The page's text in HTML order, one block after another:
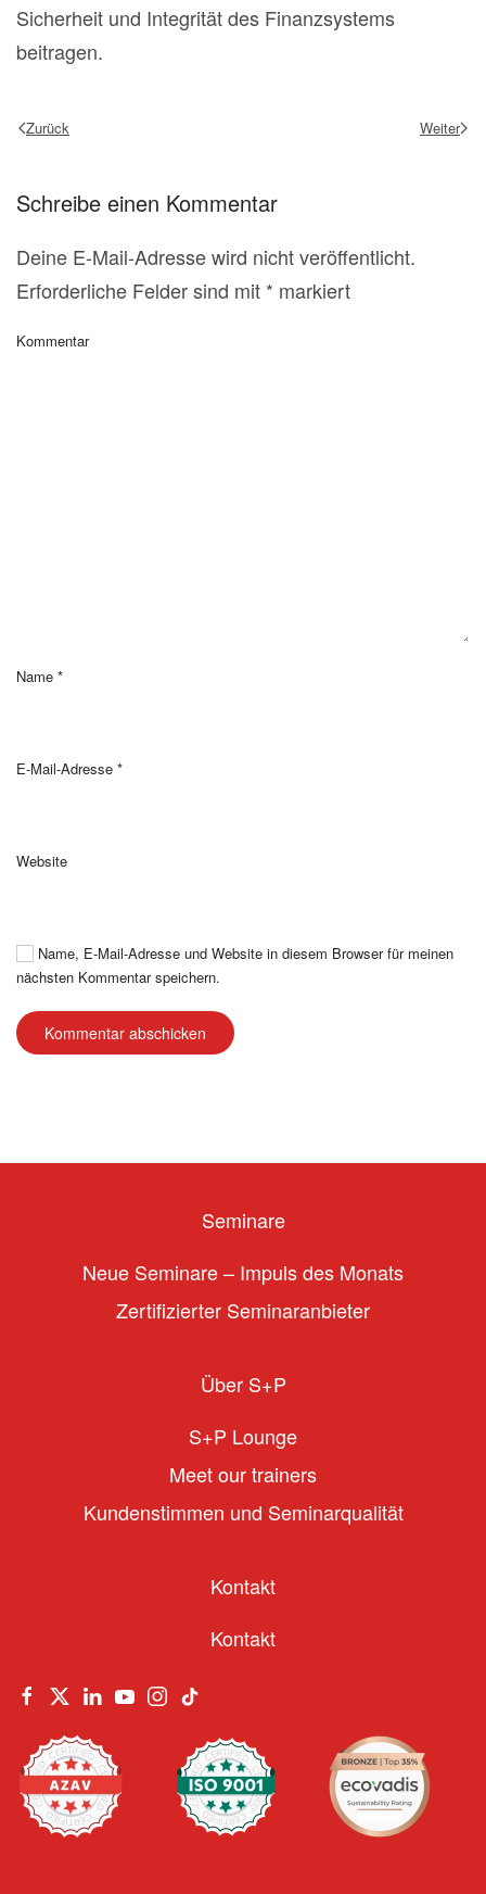
Sicherheit und Integrität des Finanzsystems
beitragen.
Zurück Weiter
Schreibe einen Kommentar
Deine E-Mail-Adresse wird nicht veröffentlicht.
Erforderliche Felder sind mit * markiert
Kommentar
Name *
E-Mail-Adresse *
Website
Name, E-Mail-Adresse und Website in diesem Browser für meinen
nächsten Kommentar speichern.
Kommentar abschicken
Seminare
Neue Seminare – Impuls des Monats
Zertifizierter Seminaranbieter
Über S+P
S+P Lounge
Meet our trainers
Kundenstimmen und Seminarqualität
Kontakt
Kontakt